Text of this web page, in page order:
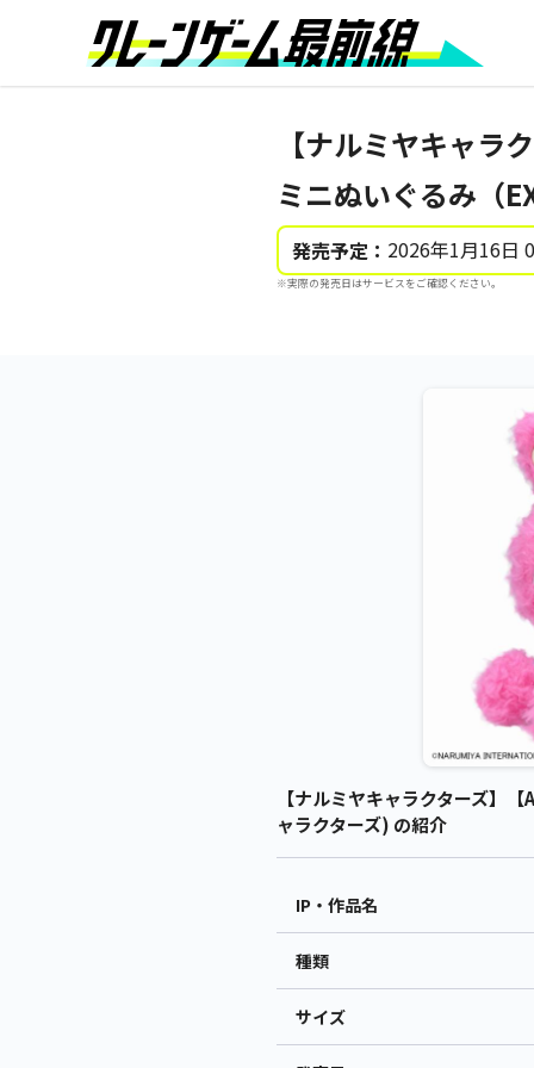
【ナルミヤキャラ
ミニぬいぐるみ（
発売予定： 2026年1月16日
※実際の発売日はサービスをご確認ください。
【ナルミヤキャラクターズ】
ャラクターズ) の紹介
IP・作品名
種類
サイズ